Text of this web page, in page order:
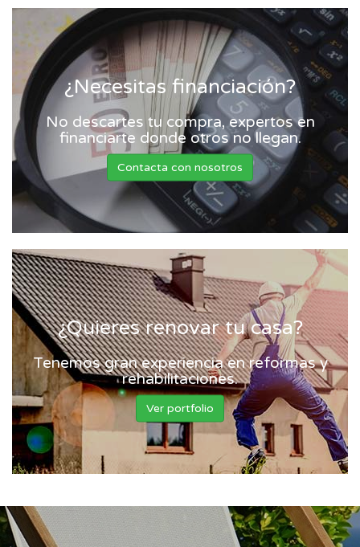
¿Necesitas financiación?
No descartes tu compra, expertos en
financiarte donde otros no llegan.
Contacta con nosotros
¿Quieres renovar tu casa?
Tenemos gran experiencia en reformas y
rehabilitaciones.
Ver portfolio